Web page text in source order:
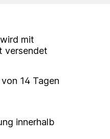
mit
versendet
14 Tagen
innerhalb